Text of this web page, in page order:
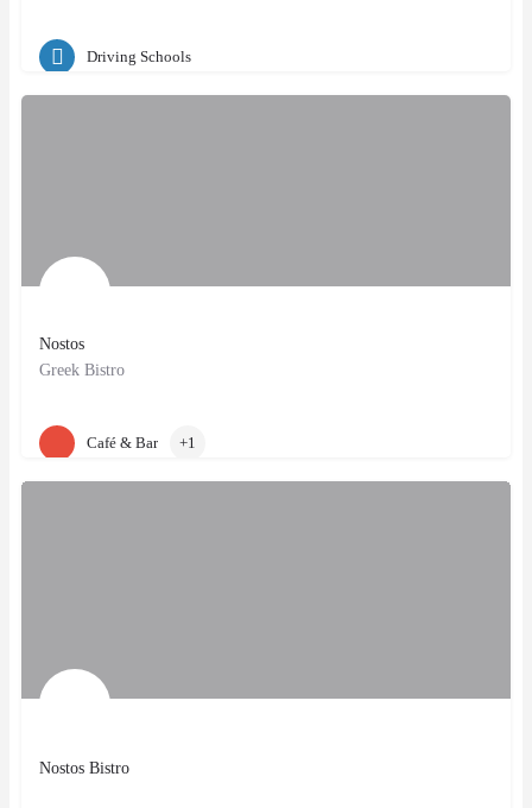
Zürich, CH
Driving Schools
Nostos
Greek Bistro
Zürich, CH
Café & Bar
+1
Nostos Bistro